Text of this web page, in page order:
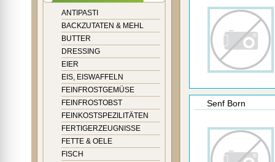
ANTIPASTI
BACKZUTATEN & MEHL
BUTTER
DRESSING
EIER
EIS, EISWAFFELN
FEINFROSTGEMÜSE
FEINFROSTOBST
FEINKOSTSPEZILITÄTEN
FERTIGERZEUGNISSE
FETTE & OELE
FISCH
Senf Born